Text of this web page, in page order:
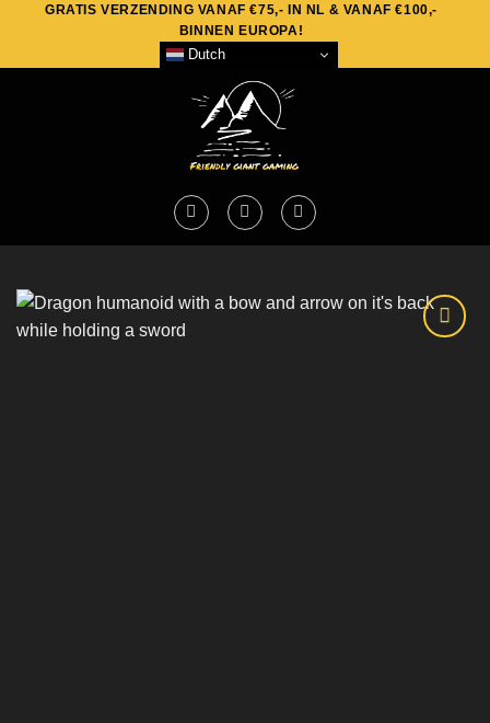
content
GRATIS VERZENDING VANAF €75,- IN NL & VANAF €100,-
BINNEN EUROPA!
Dutch